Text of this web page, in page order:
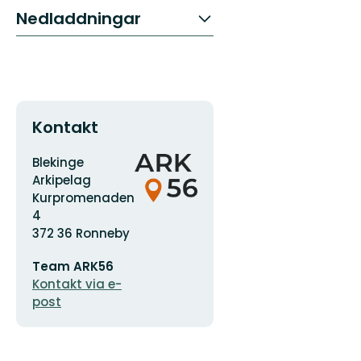
Nedladdningar
Kontakt
Adress
Blekinge
Arkipelag
Kurpromenaden
4
372 36 Ronneby
postadress
Team ARK56
Kontakt via e-
post
Organisationens
logotyp